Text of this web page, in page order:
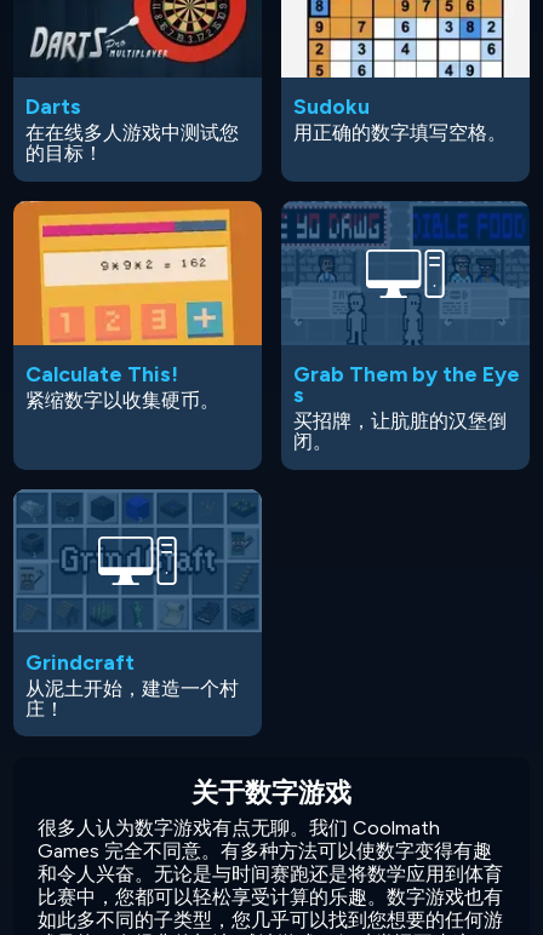
Grab Them by the Eye
s
买招牌，让肮脏的汉堡倒
闭。
Grindcraft
从泥土开始，建造一个村
庄！
Darts
在在线多人游戏中测试您
的目标！
Sudoku
用正确的数字填写空格。
Calculate This!
紧缩数字以收集硬币。
关于数字游戏
很多人认为数字游戏有点无聊。我们 Coolmath
Games 完全不同意。有多种方法可以使数字变得有趣
和令人兴奋。无论是与时间赛跑还是将数学应用到体育
比赛中，您都可以轻松享受计算的乐趣。数字游戏也有
如此多不同的子类型，您几乎可以找到您想要的任何游